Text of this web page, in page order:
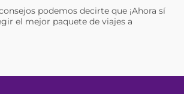
podemos decirte que ¡Ahora sí
el mejor paquete de viajes a